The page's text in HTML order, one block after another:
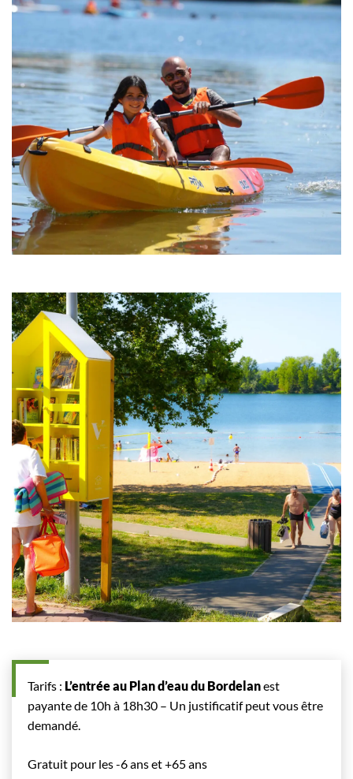
Tarifs : L’entrée au Plan d’eau du Bordelanest
payante de 10h à 18h30 – Un justificatif peut vous être
demandé.
Gratuit pour les -6 ans et +65 ans